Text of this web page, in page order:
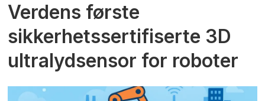
Verdens første
sikkerhetssertifiserte 3D
ultralydsensor for roboter